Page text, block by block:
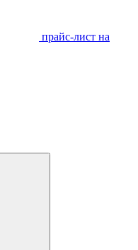
прайс-лист на